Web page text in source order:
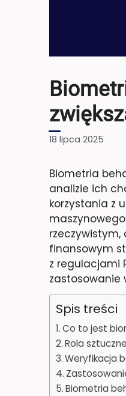
18 lipca 2025
Biometria
analizie ich
korzystania z
rzeczywistym,
finansowym
z regulacjami
zastosowanie
Spis treści
Co to jest
Rola
Weryfikacja
Biometria